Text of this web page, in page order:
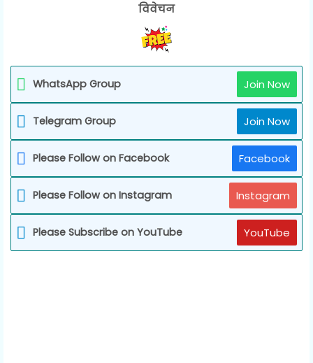
विवेचन
WhatsApp Group Join Now
Telegram Group Join Now
Please Follow on Facebook Facebook
Please Follow on Instagram Instagram
Please Subscribe on YouTube YouTube